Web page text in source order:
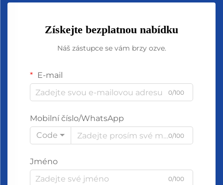
Získejte bezplatnou nabídku
Náš zástupce se vám brzy ozve.
E-mail
0/100
Mobilní číslo/WhatsApp
Code
0/100
Jméno
0/100